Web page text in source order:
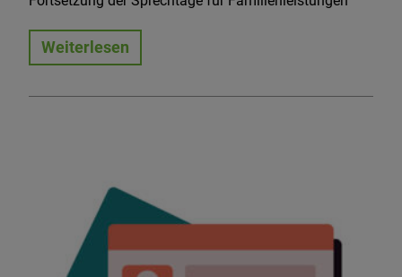
Weiterlesen